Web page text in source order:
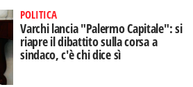
POLITICA
Varchi lancia "Palermo Capitale": si
riapre il dibattito sulla corsa a
sindaco, c'è chi dice sì